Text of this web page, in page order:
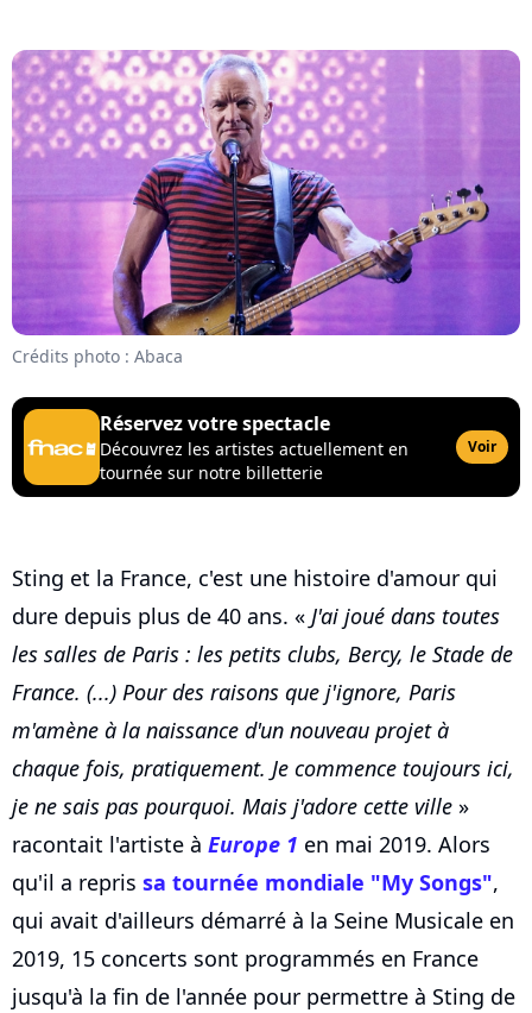
Crédits photo : Abaca
Réservez votre spectacle
Découvrez les artistes actuellement en
tournée sur notre billetterie
Voir
Sting et la France, c'est une histoire d'amour qui
dure depuis plus de 40 ans. « J'ai joué dans toutes
les salles de Paris : les petits clubs, Bercy, le Stade de
France. (...) Pour des raisons que j'ignore, Paris
m'amène à la naissance d'un nouveau projet à
chaque fois, pratiquement. Je commence toujours ici,
je ne sais pas pourquoi. Mais j'adore cette ville »
racontait l'artiste à Europe 1 en mai 2019. Alors
qu'il a repris sa tournée mondiale "My Songs",
qui avait d'ailleurs démarré à la Seine Musicale en
2019, 15 concerts sont programmés en France
jusqu'à la fin de l'année pour permettre à Sting de